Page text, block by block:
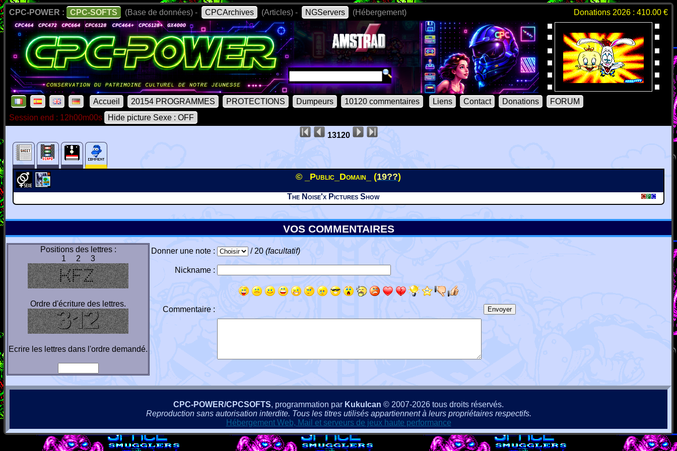
CPC-POWER : CPC-SOFTS (Base de données) - CPCArchives (Articles) - NGServers (Hébergement) Donations 2026 : 410.00 €
Accueil 20154 PROGRAMMES PROTECTIONS Dumpeurs 10120 commentaires Liens Contact Donations
FORUM
Session end : 12h00m00s
Hide picture Sexe : OFF
13120
© _Public_Domain_ (19??)
The Noise'x Pictures Show
VOS COMMENTAIRES
Positions des lettres :
1 2 3
Ordre d'écriture des lettres.
Ecrire les lettres dans l'ordre demandé.
Donner une note : / 20 (facultatif)
Nickname :
Commentaire :
CPC-POWER/CPCSOFTS, programmation par Kukulcan © 2007-2026 tous droits réservés.
Reproduction sans autorisation interdite. Tous les titres utilisés appartiennent à leurs propriétaires respectifs.
Hébergement Web, Mail et serveurs de jeux haute performance